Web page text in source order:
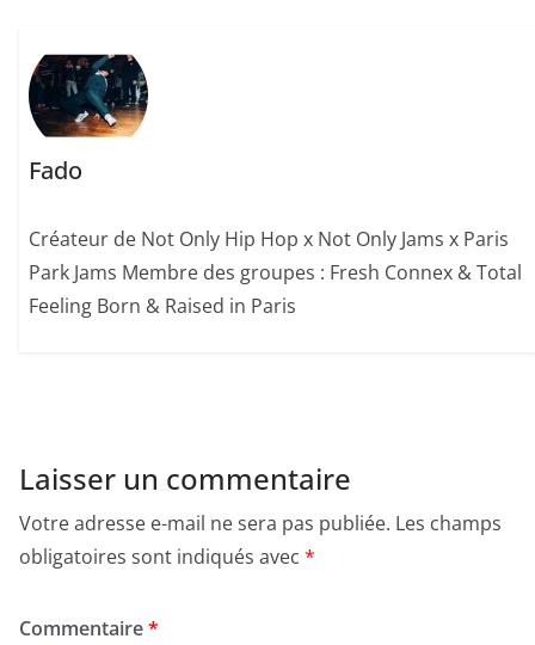
Fado
Créateur de Not Only Hip Hop x Not Only Jams x Paris
Park Jams Membre des groupes : Fresh Connex & Total
Feeling Born & Raised in Paris
Laisser un commentaire
Votre adresse e-mail ne sera pas publiée. Les champs
obligatoires sont indiqués avec *
Commentaire*